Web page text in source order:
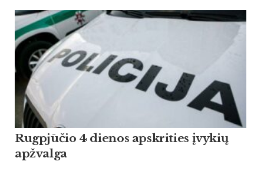
Rugpjūčio 4 dienos apskrities įvykių
apžvalga